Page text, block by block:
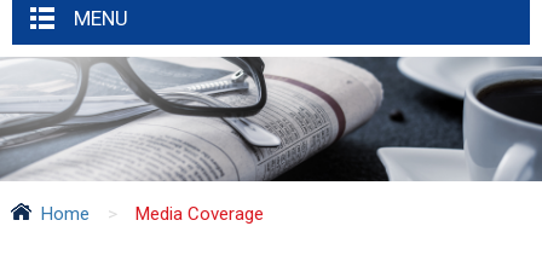
MENU
Home > Media Coverage